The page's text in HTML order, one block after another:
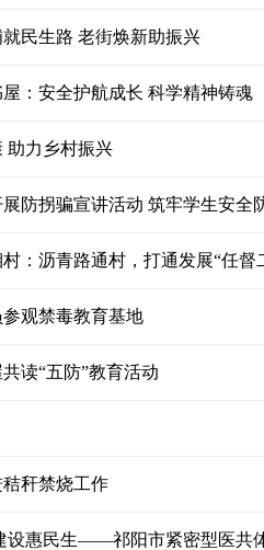
民生路 老街焕新助振兴
：安全护航成长 科学精神铸魂
助力乡村振兴
防拐骗宣讲活动 筑牢学生安全
：沥青路通村，打通发展“任督
观禁毒教育基地
读“五防”教育活动
秆禁烧工作
设惠民生——祁阳市紧密型医共